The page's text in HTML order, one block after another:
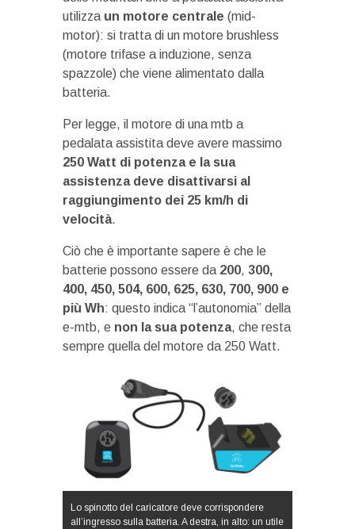
utilizza un motore centrale (mid-
motor): si tratta di un motore brushless
(motore trifase a induzione, senza
spazzole) che viene alimentato dalla
batteria.
Per legge, il motore di una mtb a
pedalata assistita deve avere massimo
250 Watt di potenza e la sua
assistenza deve disattivarsi al
raggiungimento dei 25 km/h di
velocità.
Ciò che è importante sapere è che le
batterie possono essere da 200, 300,
400, 450, 504, 600, 625, 630, 700, 900 e
più Wh: questo indica “l’autonomia” della
e-mtb, e non la sua potenza, che resta
sempre quella del motore da 250 Watt.
Lo spinotto del caricatore deve corrispondere
all’ingresso sulla batteria. A destra, in alto: un utile